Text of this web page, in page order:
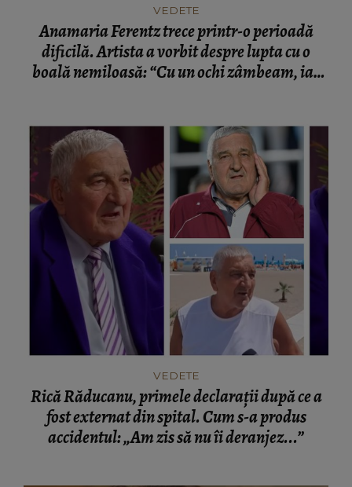
VEDETE
Anamaria Ferentz trece printr-o perioadă
dificilă. Artista a vorbit despre lupta cu o
boală nemiloasă: “Cu un ochi zâmbeam, iar
VEDETE
Rică Răducanu, primele declarații după ce a
fost externat din spital. Cum s-a produs
accidentul: „Am zis să nu îi deranjez...”